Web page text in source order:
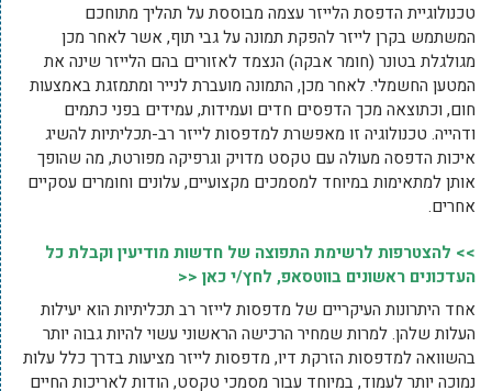
טכנולוגיית הדפסת הלייזר עצמה מבוססת על תהליך מתוחכם
המשתמש בקרן לייזר להפקת תמונה על גבי תוף, אשר לאחר מכן
מגולגלת בטונר (חומר אבקה) הנצמד לאזורים בהם הלייזר שינה את
המטען החשמלי. לאחר מכן, התמונה מועברת לנייר ומתמזגת באמצעות
חום, וכתוצאה מכך הדפסים חדים ועמידות, עמידים בפני כתמים
ודהייה. טכנולוגיה זו מאפשרת למדפסות לייזר רב-תכליתיות להשיג
איכות הדפסה מעולה עם טקסט מדויק וגרפיקה מפורטת, מה שהופך
אותן למתאימות במיוחד למסמכים מקצועיים, עלונים וחומרים עסקיים
אחרים.
>> להצטרפות לרשימת התפוצה של חדשות מודיעין וקבלת כל
העדכונים ראשונים בווטסאפ, לחץ/י כאן <<
אחד היתרונות העיקריים של מדפסות לייזר רב תכליתיות הוא יעילות
העלות שלהן. למרות שמחיר הרכישה הראשוני עשוי להיות גבוה יותר
בהשוואה למדפסות הזרקת דיו, מדפסות לייזר מציעות בדרך כלל עלות
נמוכה יותר לעמוד, במיוחד עבור מסמכי טקסט, הודות לאריכות החיים